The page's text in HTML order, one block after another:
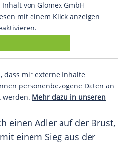
von Glomex GmbH
mit einem Klick anzeigen
dass mir externe Inhalte
personenbezogene Daten an
Mehr dazu in unseren
einen Adler auf der Brust,
einem Sieg aus der